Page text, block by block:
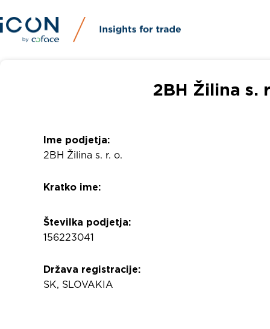
2BH Žilina s.
Ime podjetja:
2BH Žilina s. r. o.
Kratko ime:
Številka podjetja:
156223041
Država registracije:
SK, SLOVAKIA